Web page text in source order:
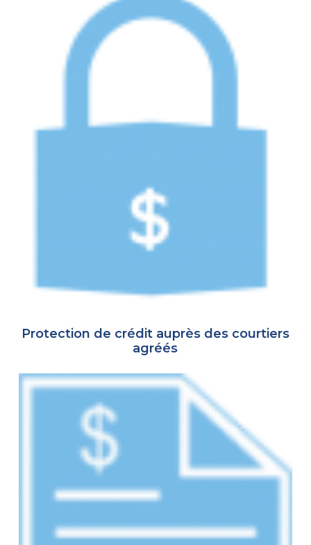
Protection de crédit auprès des courtiers
agréés